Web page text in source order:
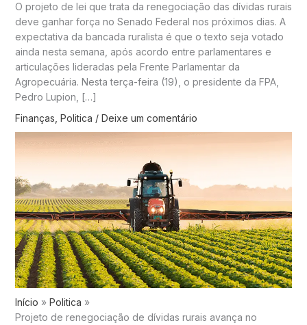
O projeto de lei que trata da renegociação das dívidas rurais
deve ganhar força no Senado Federal nos próximos dias. A
expectativa da bancada ruralista é que o texto seja votado
ainda nesta semana, após acordo entre parlamentares e
articulações lideradas pela Frente Parlamentar da
Agropecuária. Nesta terça-feira (19), o presidente da FPA,
Pedro Lupion, […]
Finanças Politica / Deixe um comentário
Início
Politica
Projeto de renegociação de dívidas rurais avança no